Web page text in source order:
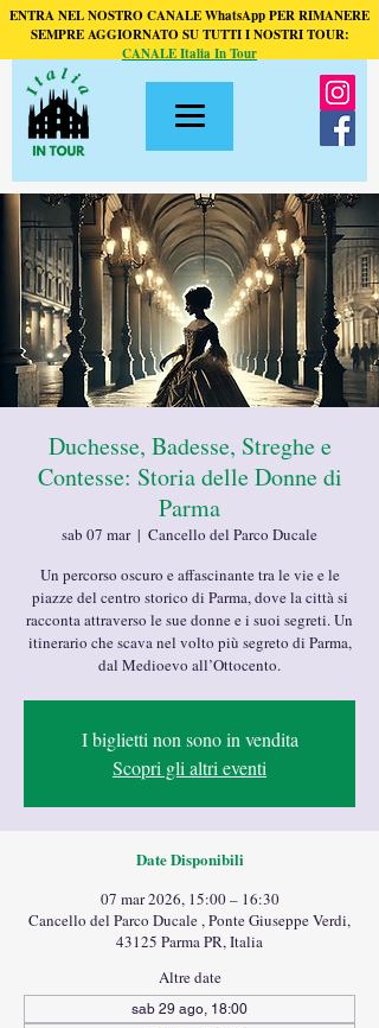
ENTRA NEL NOSTRO CANALE WhatsApp PER RIMANERE
SEMPRE AGGIORNATO SU TUTTI I NOSTRI TOUR:
CANALE Italia In Tour
Duchesse, Badesse, Streghe e
Contesse: Storia delle Donne di
Parma
sab 07 mar
  |
Cancello del Parco Ducale
Un percorso oscuro e affascinante tra le vie e le
piazze del centro storico di Parma, dove la città si
racconta attraverso le sue donne e i suoi segreti. Un
itinerario che scava nel volto più segreto di Parma,
dal Medioevo all’Ottocento.
I biglietti non sono in vendita
Scopri gli altri eventi
Date Disponibili
07 mar 2026, 15:00 – 16:30
Cancello del Parco Ducale , Ponte Giuseppe Verdi,
43125 Parma PR, Italia
Altre date
sab 29 ago, 18:00